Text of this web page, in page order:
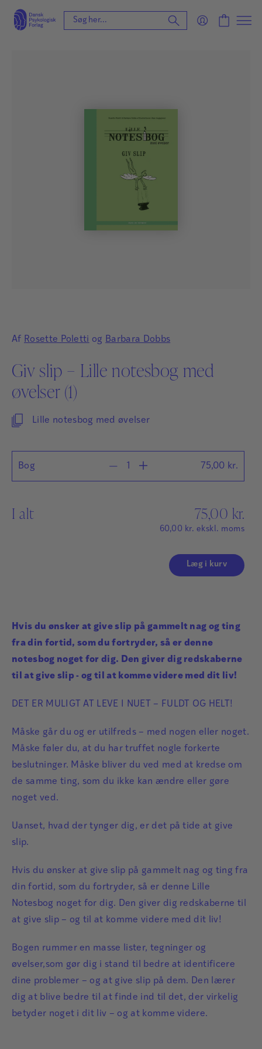
Af Rosette Poletti og Barbara Dobbs
Giv slip – Lille notesbog med
øvelser (1)
Lille notesbog med øvelser
Bog 75,00 kr.
I alt 75,00 kr.
60,00 kr. ekskl. moms
Læg i kurv
Hvis du ønsker at give slip på gammelt nag og ting
fra din fortid, som du fortryder, så er denne
notesbog noget for dig. Den giver dig redskaberne
til at give slip - og til at komme videre med dit liv!
DET ER MULIGT AT LEVE I NUET – FULDT OG HELT!
Måske går du og er utilfreds – med nogen eller noget.
Måske føler du, at du har truffet nogle forkerte
beslutninger. Måske bliver du ved med at kredse om
de samme ting, som du ikke kan ændre eller gøre
noget ved.
Uanset, hvad der tynger dig, er det på tide at give
slip.
Hvis du ønsker at give slip på gammelt nag og ting fra
din fortid, som du fortryder, så er denne Lille
Notesbog noget for dig. Den giver dig redskaberne til
at give slip – og til at komme videre med dit liv!
Bogen rummer en masse lister, tegninger og
øvelser,som gør dig i stand til bedre at identificere
dine problemer – og at give slip på dem. Den lærer
dig at blive bedre til at finde ind til det, der virkelig
betyder noget i dit liv – og at komme videre.